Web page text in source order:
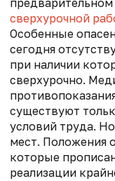
сверхурочной
Особенные
сегодня
при наличии
сверхурочно.
существуют
условий труда.
мест. Положения
которые
реализации